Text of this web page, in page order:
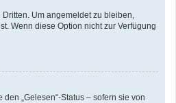
Um angemeldet zu bleiben,
Wenn diese Option nicht zur Verfügung
„Gelesen“-Status – sofern sie von